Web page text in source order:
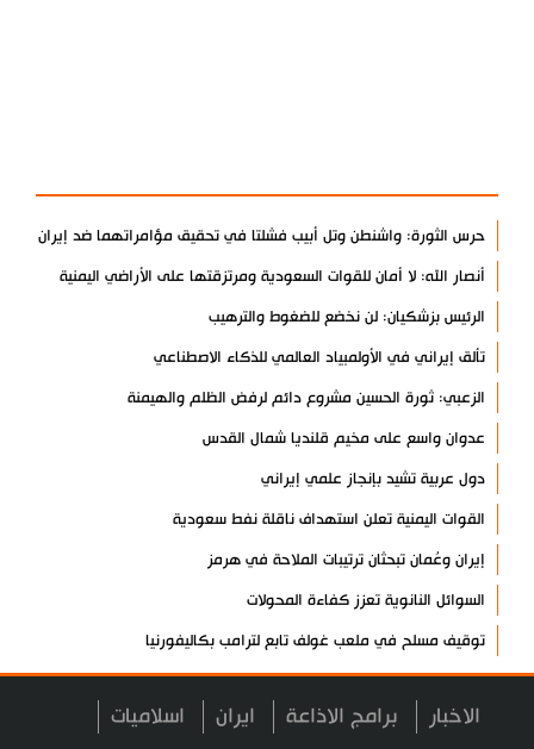
حرس الثورة: واشنطن وتل أبيب فشلتا في تحقيق مؤامراتهما ضد إيران
أنصار الله: لا أمان للقوات السعودية ومرتزقتها على الأراضي اليمنية
الرئيس بزشكيان: لن نخضع للضغوط والترهيب
تألق إيراني في الأولمبياد العالمي للذكاء الاصطناعي
الزعبي: ثورة الحسين مشروع دائم لرفض الظلم والهيمنة
عدوان واسع على مخيم قلنديا شمال القدس
دول عربية تشيد بإنجاز علمي إيراني
القوات اليمنية تعلن استهداف ناقلة نفط سعودية
إيران وعُمان تبحثان ترتيبات الملاحة في هرمز
السوائل النانوية تعزز كفاءة المحولات
توقيف مسلح في ملعب غولف تابع لترامب بكاليفورنيا
البرازيل تخفّض علاقاتها مع الأرجنتين وتندد بتصعيد أميركي
علي السيد: صمت الحكومة يضعف موقف لبنان
الاخبار برامج الاذاعة ايران اسلاميات